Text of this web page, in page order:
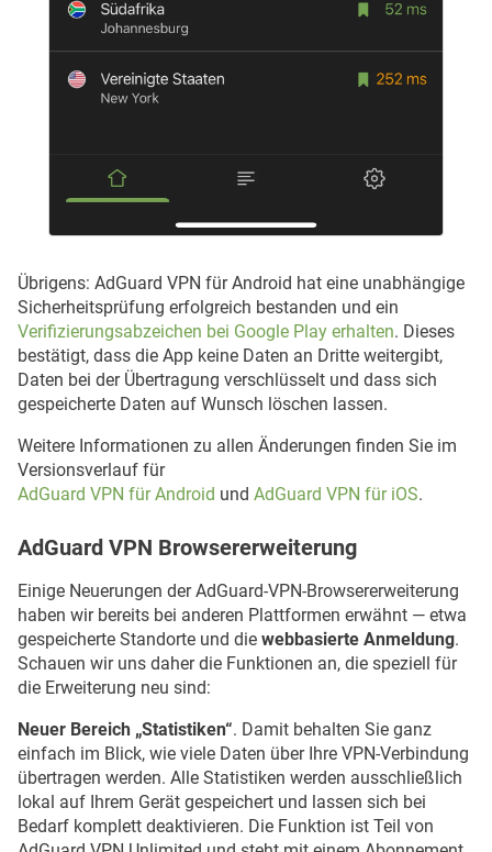
Übrigens: AdGuard VPN für Android hat eine unabhängige
Sicherheitsprüfung erfolgreich bestanden und ein
Verifizierungsabzeichen bei Google Play erhalten. Dieses
bestätigt, dass die App keine Daten an Dritte weitergibt,
Daten bei der Übertragung verschlüsselt und dass sich
gespeicherte Daten auf Wunsch löschen lassen.
Weitere Informationen zu allen Änderungen finden Sie im
Versionsverlauf für
AdGuard VPN für Android und AdGuard VPN für iOS.
AdGuard VPN Browsererweiterung
Einige Neuerungen der AdGuard-VPN-Browsererweiterung
haben wir bereits bei anderen Plattformen erwähnt — etwa
gespeicherte Standorte und die webbasierte Anmeldung.
Schauen wir uns daher die Funktionen an, die speziell für
die Erweiterung neu sind:
Neuer Bereich „Statistiken“. Damit behalten Sie ganz
einfach im Blick, wie viele Daten über Ihre VPN-Verbindung
übertragen werden. Alle Statistiken werden ausschließlich
lokal auf Ihrem Gerät gespeichert und lassen sich bei
Bedarf komplett deaktivieren. Die Funktion ist Teil von